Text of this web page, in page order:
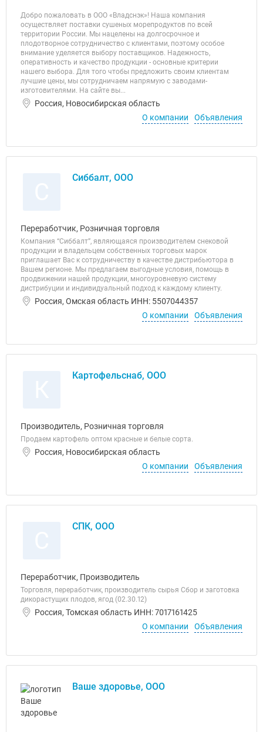
Добро пожаловать в ООО «Владснэк»! Наша компания
осуществляет поставки сушеных морепродуктов по всей
территории России. Мы нацелены на долгосрочное и
плодотворное сотрудничество с клиентами, поэтому особое
внимание уделяется выбору поставщиков. Надежность,
оперативность и качество продукции - основные критерии
нашего выбора. Для того чтобы предложить своим клиентам
лучшие цены, мы сотрудничаем напрямую с заводами-
изготовителями. На сайте вы...
Россия, Новосибирская область
О компании
Объявления
Сиббалт, ООО
Переработчик, Розничная торговля
Компания “Сиббалт”, являющаяся производителем снековой
продукции и владельцем собственных торговых марок
приглашает Вас к сотрудничеству в качестве дистрибьютора в
Вашем регионе. Мы предлагаем выгодные условия, помощь в
продвижении нашей продукции, многоуровневую систему
дистрибуции и индивидуальный подход к каждому клиенту.
Россия, Омская область ИНН: 5507044357
О компании
Объявления
Картофельснаб, ООО
Производитель, Розничная торговля
Продаем картофель оптом красные и белые сорта.
Россия, Новосибирская область
О компании
Объявления
СПК, ООО
Переработчик, Производитель
Торговля, переработчик, производитель сырья Сбор и заготовка
дикорастущих плодов, ягод (02.30.12)
Россия, Томская область ИНН: 7017161425
О компании
Объявления
Ваше здоровье, ООО